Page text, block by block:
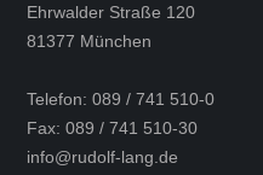
Ehrwalder Straße 120
81377 München
Telefon: 089 / 741 510-0
Fax: 089 / 741 510-30
info@rudolf-lang.de